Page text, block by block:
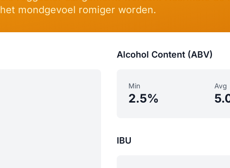
mondgevoel romiger worden.
Alcohol Content (ABV)
Min
2.5%
Avg
IBU